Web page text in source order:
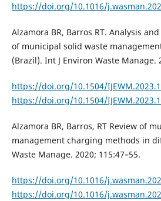
https://doi.org/10.1016/
Alzamora BR, Barros RT. Analysis
of municipal solid waste
(Brazil). Int J Environ Waste Manage.
https://doi.org/10.1504/
https://doi.org/10.1504/
Alzamora BR, Barros, RT Review of
management charging methods in
Waste Manage. 2020; 115:47–55.
https://doi.org/10.1016/
https://doi.org/10.1016/